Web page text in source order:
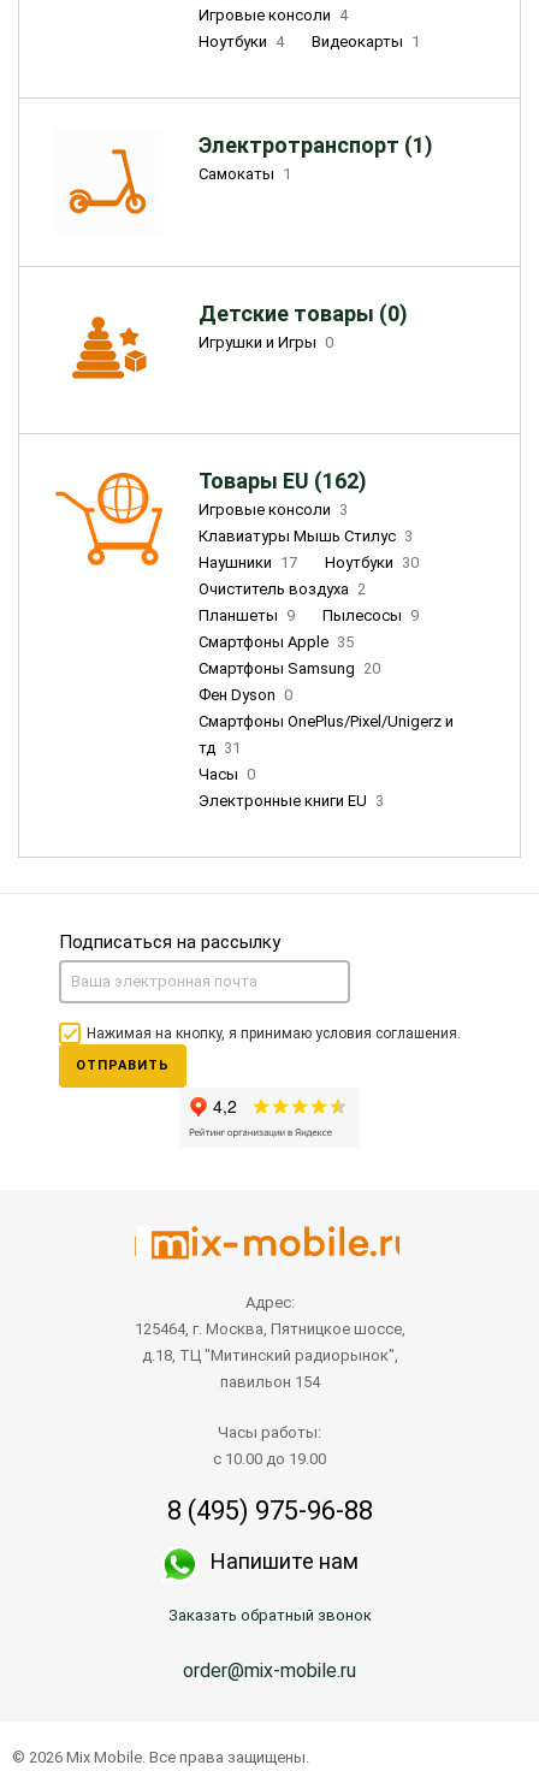
Игровые консоли 4
Ноутбуки 4 Видеокарты 1
Электротранспорт (1)
Самокаты 1
Детские товары (0)
Игрушки и Игры 0
Товары EU (162)
Игровые консоли 3
Клавиатуры Мышь Стилус 3
Наушники 17 Ноутбуки 30
Очиститель воздуха 2
Планшеты 9 Пылесосы 9
Смартфоны Apple 35
Смартфоны Samsung 20
Фен Dyson 0
Смартфоны OnePlus/Pixel/Unigerz и
тд 31
Часы 0
Электронные книги EU 3
Подписаться на рассылку
Нажимая на кнопку, я принимаю условия соглашения.
ОТПРАВИТЬ
Адрес:
125464, г. Москва, Пятницкое шоссе,
д.18, ТЦ "Митинский радиорынок",
павильон 154
Часы работы:
с 10.00 до 19.00
8 (495) 975-96-88
Напишите нам
Заказать обратный звонок
order@mix-mobile.ru
© 2026 Mix Mobile. Все права защищены.